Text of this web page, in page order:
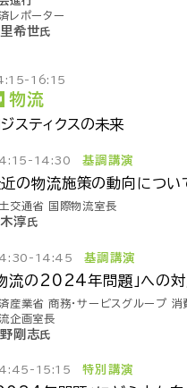
レポーター
希世 氏
16:15
物流
ジスティクスの未来
14:30基調講演
の物流施策の動向につい
交通省 国際物流室長
淳 氏
14:45基調講演
物流の 2024年問題」への
産業省 商務・サービスグループ 消
企画室長
剛志氏
15:15特別講演